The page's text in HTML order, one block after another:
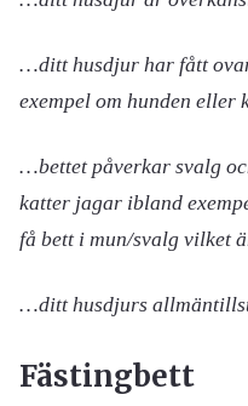
…ditt husdjur har fått
exempel om hunden eller
…bettet påverkar svalg
katter jagar ibland
få bett i mun/svalg vilket
…ditt husdjurs
Fästingbett